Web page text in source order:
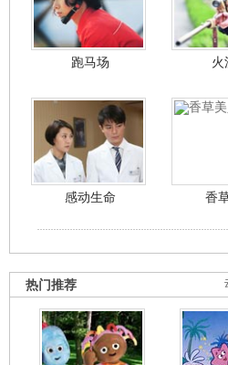
跑马场 火
感动生命 香
热门推荐